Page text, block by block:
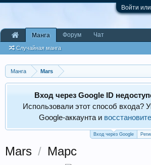
Войти
Манга Mars
Вход через Google ID
Использовали этот способ входа?
Google‑аккаунта и
Вход через Google
Mars / Марс
Манга
Случайная манга
Форум Чат